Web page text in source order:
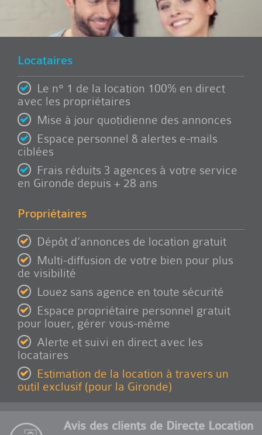
Locataires
Le n° 1 de la location 100% en direct
avec les propriétaires
Mise à jour quotidienne des annonces
Espace personnel & alertes e-mails
ciblées
Frais réduits 3 agences à votre service
en Gironde depuis + 28 ans
Propriétaires
Dépôt d’annonces de location gratuit
Multi-diffusion de votre bien pour plus
de visibilité
Louez sans agence en toute sécurité
Espace propriétaire personnel gratuit
pour louer, gérer vous-même
Alerte et suivi en direct avec les
locataires
Estimation de la location à travers un
outil exclusif (pour la Gironde)
Avis des clients de Directe Location